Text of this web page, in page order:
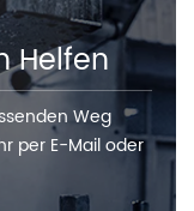
Helfen
Weg
per E-Mail oder